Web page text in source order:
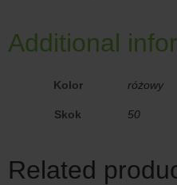
Additional
Kolor różowy
Skok 50
Related